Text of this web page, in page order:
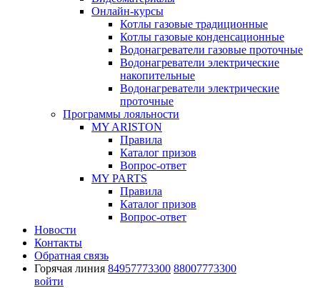
Онлайн-курсы
Котлы газовые традиционные
Котлы газовые конденсационные
Водонагреватели газовые проточные
Водонагреватели электрические
накопительные
Водонагреватели электрические
проточные
Программы лояльности
MY ARISTON
Правила
Каталог призов
Вопрос-ответ
MY PARTS
Правила
Каталог призов
Вопрос-ответ
Новости
Контакты
Обратная связь
Горячая линия 84957773300 88007773300
войти